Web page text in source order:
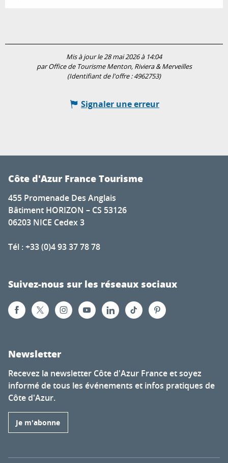
Mis à jour le 28 mai 2026 à 14:04
par Office de Tourisme Menton, Riviera & Merveilles
(Identifiant de l'offre :4962753)
Signaler une erreur
Côte d'Azur France Tourisme
455 Promenade Des Anglais
Bâtiment HORIZON – CS 53126
06203 NICE Cedex 3
Tél : +33 (0)4 93 37 78 78
Suivez-nous sur les réseaux sociaux
Newsletter
Recevez la newsletter Côte d'Azur France et soyez
informé de tous les événements et infos pratiques de
Côte d'Azur.
Je m'abonne